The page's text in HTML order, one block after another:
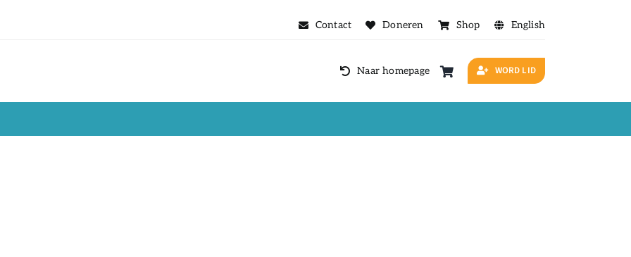
Contact Doneren Shop English
Naar homepage WORD LID